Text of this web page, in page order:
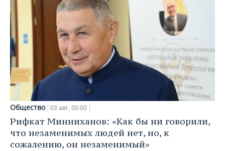
Общество 03 авг, 00:00
Рифкат Минниханов: «Как бы ни говорили,
что незаменимых людей нет, но, к
сожалению, он незаменимый»